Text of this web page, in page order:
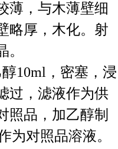
薄，与木薄壁细
略厚，木化。射
10ml，密塞，浸
过，滤液作为供
照品，加乙醇制
为对照品溶液。